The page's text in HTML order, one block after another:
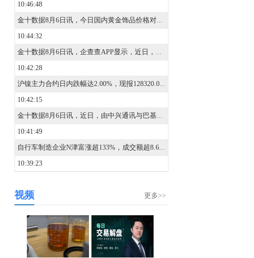
10:46:48
金十数据8月6日讯，今日国内黄金饰品价格对比显示，国内多家品牌足金饰品价格较昨日上升57元/克左右，多数品牌报1292元/克-1297元/克。
10:44:32
金十数据8月6日讯，企查查APP显示，近日，MiniMax关联公司上海稀宇极智科技有限公司发生工商变更，注册资本由40亿元增至55亿元，增资15亿元。此前5月，该公司注册资本由10亿元增至40亿元，增资30亿元。企查查信息显示，该公司成立于2021年，经营范围包含：计算机系统服务；信息系统集成服务；信息系统运行维护服务；人工智能基础软件开发；人工智能应用软件开发等。
10:42:28
沪镍主力合约日内跌幅达2.00%，现报128320.00元/吨。
10:42:15
金十数据8月6日讯，近日，由中兴通讯与巴基斯坦领先云服务商Sky47联合承建的、巴基斯坦规模最大的通算与智算一体化的数据中心——Sky47喀喇昆仑一号（Karakoram-01） 落成典礼在伊斯兰堡举办。作为巴基斯坦首座定制化AI原生Tier III级数据中心，Sky47喀喇昆仑一号总供电容量达8.5兆瓦。该中心将在巴基斯坦全国范围内提供强大的云计算、数据托管与先进数字服务支持，全面满足政府及企业在人工智能（AI）、机器学习（ML）及高性能计算（HPC）等领域的算力需求。
10:41:49
自行车制造企业N津富涨超133%，成交额超8.6亿元。
10:39:23
10:38:07
10:37:38
伦镍日内跌幅达2.00%，现报16793.00美元/吨。
更多>>
视频